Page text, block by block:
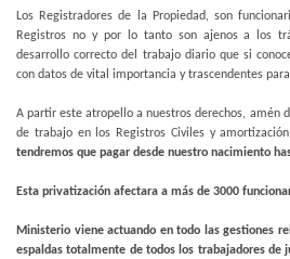
Los Registradores de la Propiedad, son
Registros no y por lo tanto son ajenos a los
desarrollo correcto del trabajo diario que si
con datos de vital importancia y trascendentes
A partir este atropello a nuestros derechos, amén
de trabajo en los Registros Civiles y
tendremos que pagar desde nuestro nacimiento
Esta privatización afectara a más de 3000
Ministerio viene actuando en todo las gestiones
espaldas totalmente de todos los trabajadores de